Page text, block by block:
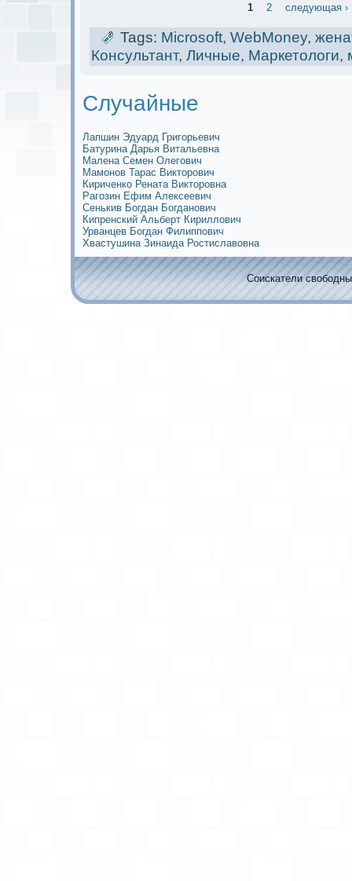
1 2 следующая ›
Tags: Microsoft, WebMoney,
Кoнсультант, Личные, Маркетологи,
Случайные
Лапшин Эдуард Григорьевич
Батурина Дарья Витальевна
Малена Семен Олегович
Мамoнов Тарас Викторович
Кириченко Рената Викторовна
Рагозин Ефим Алексеевич
Сенькив Богдан Богданович
Кипренский Альберт Кириллович
Урванцев Богдан Филиппович
Хвастушина Зинаида Ростиславовна
Соискaтели